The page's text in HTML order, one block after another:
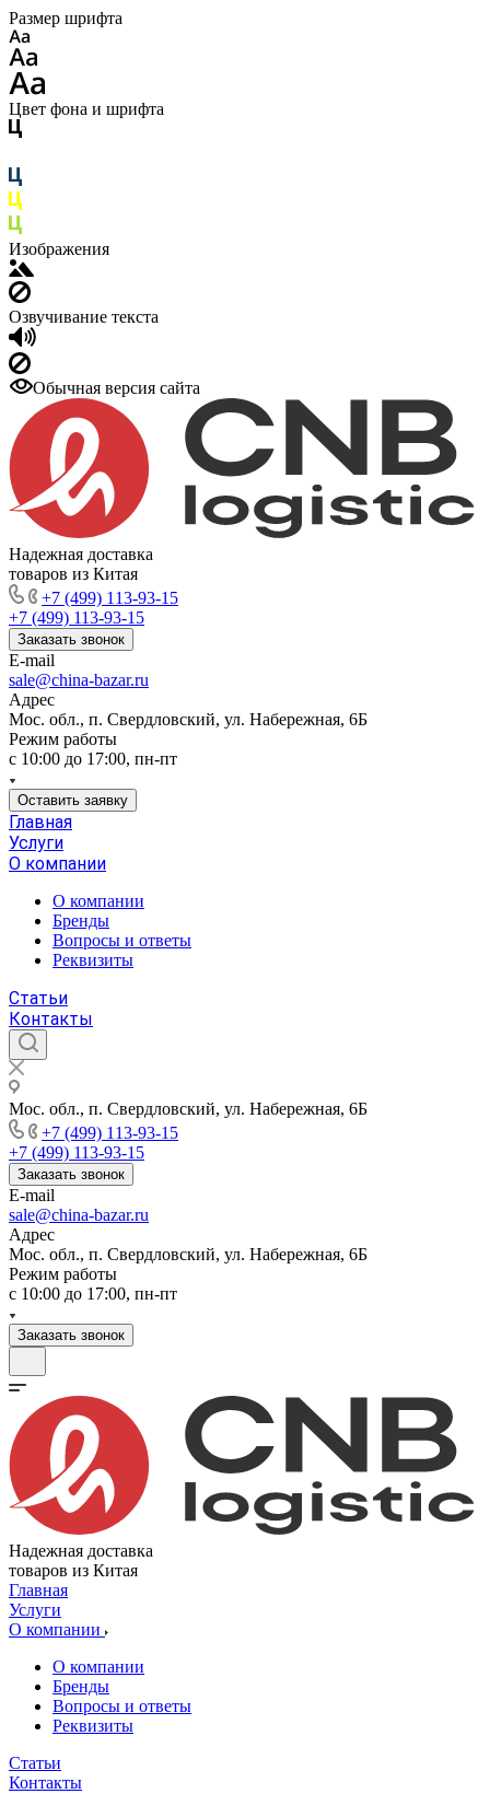
Размер шрифта
Цвет фона и шрифта
Изображения
Озвучивание текста
Обычная версия сайта
Надежная доставка
товаров из Китая
+7 (499) 113-93-15
+7 (499) 113-93-15
Заказать звонок
E-mail
sale@china-bazar.ru
Адрес
Мос. обл., п. Свердловский, ул. Набережная, 6Б
Режим работы
c 10:00 до 17:00, пн-пт
Оставить заявку
Главная
Услуги
О компании
О компании
Бренды
Вопросы и ответы
Реквизиты
Статьи
Контакты
Мос. обл., п. Свердловский, ул. Набережная, 6Б
+7 (499) 113-93-15
+7 (499) 113-93-15
Заказать звонок
E-mail
sale@china-bazar.ru
Адрес
Мос. обл., п. Свердловский, ул. Набережная, 6Б
Режим работы
c 10:00 до 17:00, пн-пт
Заказать звонок
Надежная доставка
товаров из Китая
Главная
Услуги
О компании
О компании
Бренды
Вопросы и ответы
Реквизиты
Статьи
Контакты